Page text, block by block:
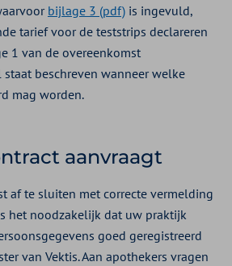
bijlage 3 (pdf) is ingevuld,
tarief voor de teststrips declareren
1 van de overeenkomst
beschreven wanneer welke
mag worden.
aanvraagt
af te sluiten met correcte vermelding
het noodzakelijk dat uw praktijk
goed geregistreerd
van Vektis. Aan apothekers vragen